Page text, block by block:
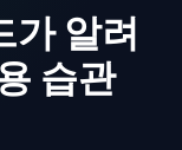
가 알려
습관